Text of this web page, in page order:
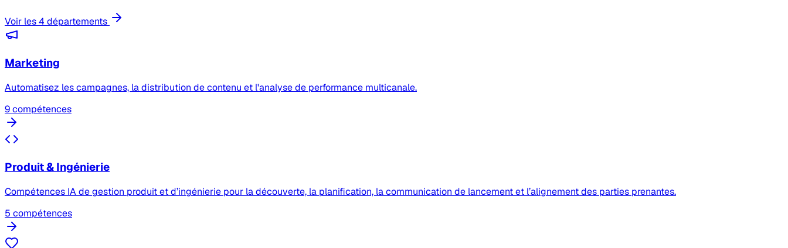
Voir les 4 départements
Marketing
Automatisez les campagnes, la distribution de contenu et l'analyse de performance multicanale.
9 compétences
Produit & Ingénierie
Compétences IA de gestion produit et d’ingénierie pour la découverte, la planification, la communication de lancement et l’alignement des parties prenantes.
5 compétences